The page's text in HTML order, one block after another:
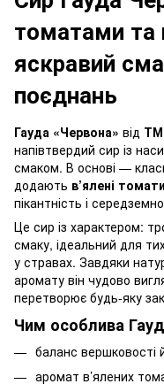
томатами
яскравий
поєднань
Гауда «Червона» від ТМ
напівтвердий сир із
смаком. В основі —
додають в’ялені томати
пікантність і
Це сир із характером:
смаку, ідеальний для
у стравах. Завдяки
аромату він чудово
перетворює будь-яку
Чим особлива
баланс вершковості
аромат в’ялених